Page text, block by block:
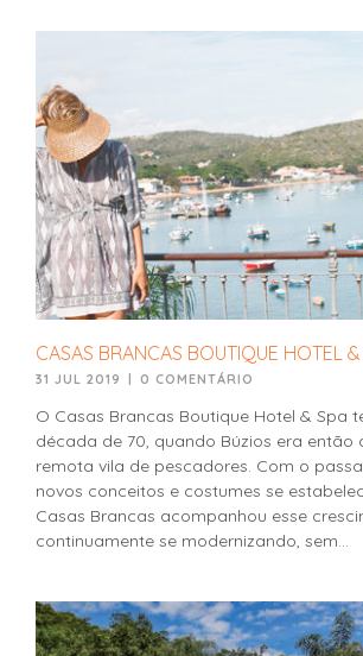
CASAS BRANCAS BOUTIQUE HOTEL
31 JUL 2019 | 0 COMENTÁRIO
O Casas Brancas Boutique Hotel & Spa
década de 70, quando Búzios era então
remota vila de pescadores. Com o
novos conceitos e costumes se
Casas Brancas acompanhou esse
continuamente se modernizando, sem...